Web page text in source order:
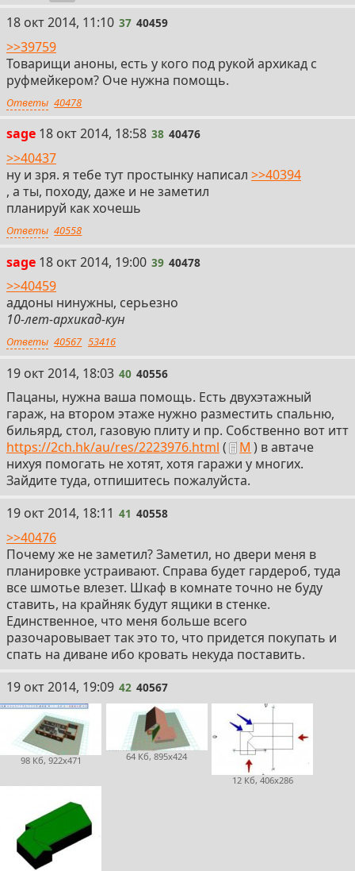
37
18 окт 2014, 11:10 37 40459
>>39759
Товарищи аноны, есть у кого под рукой архикад с
руфмейкером? Оче нужна помощь.
Ответы 40478
sage 38
18 окт 2014, 18:58 38 40476
>>40437
ну и зря. я тебе тут простынку написал >>40394
, а ты, походу, даже и не заметил
планируй как хочешь
Ответы 40558
sage 39
18 окт 2014, 19:00 39 40478
>>40459
аддоны нинужны, серьезно
10-лет-архикад-кун
Ответы 40567 53416
40
19 окт 2014, 18:03 40 40556
Пацаны, нужна ваша помощь. Есть двухэтажный
гараж, на втором этаже нужно разместить спальню,
бильярд, стол, газовую плиту и пр. Собственно вот итт
https://2ch.hk/au/res/2223976.html ( М ) в автаче
нихуя помогать не хотят, хотя гаражи у многих.
Зайдите туда, отпишитесь пожалуйста.
41
19 окт 2014, 18:11 41 40558
>>40476
Почему же не заметил? Заметил, но двери меня в
планировке устраивают. Справа будет гардероб, туда
все шмотье влезет. Шкаф в комнате точно не буду
ставить, на крайняк будут ящики в стенке.
Единственное, что меня больше всего
разочаровывает так это то, что придется покупать и
спать на диване ибо кровать некуда поставить.
42
19 окт 2014, 19:09 42 40567
98 Кб, 922x471
64 Кб, 895x424
12 Кб, 406x286